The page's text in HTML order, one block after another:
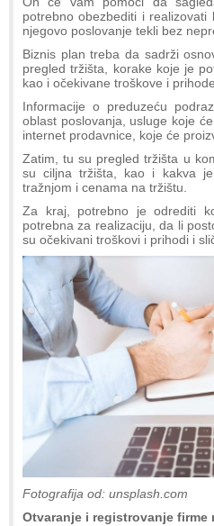
potrebno obezbediti i
njegovo poslovanje tekli bez
Biznis plan treba da sadrži
pregled tržišta, korake koje je
kao i očekivane troškove i prihode.
Informacije o preduzeću
oblast poslovanja, usluge koje
internet prodavnice, koje će
Zatim, tu su pregled tržišta u
su ciljna tržišta, kao i kakva je
tražnjom i cenama na tržištu.
Za kraj, potrebno je odrediti
potrebna za realizaciju, da li
su očekivani troškovi i prihodi i
Fotografija od: unsplash.com
Otvaranje i registrovanje firme